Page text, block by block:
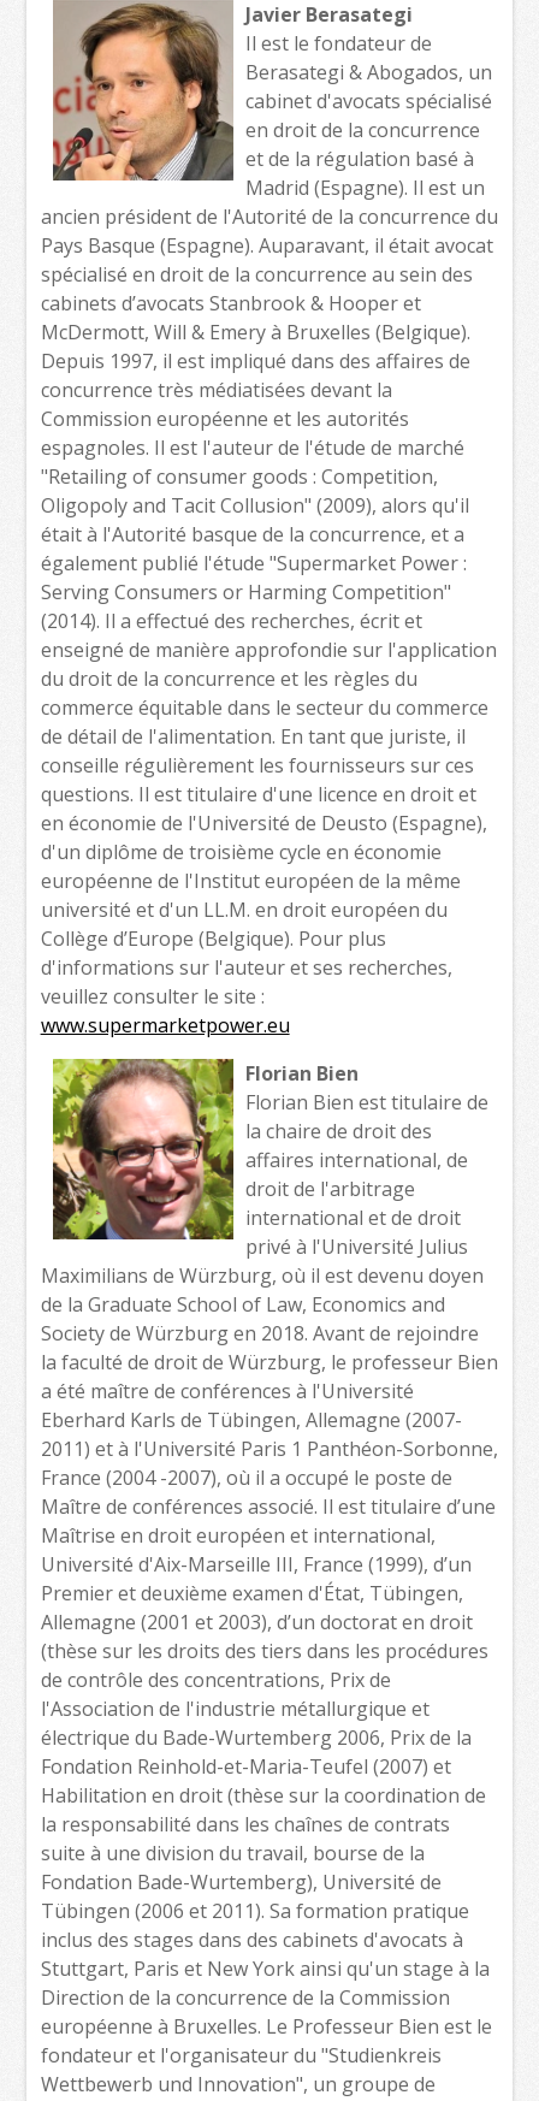
Javier Berasategi
Il est le fondateur de
Berasategi & Abogados, un
cabinet d'avocats spécialisé
en droit de la concurrence
et de la régulation basé à
Madrid (Espagne). Il est un
ancien président de l'Autorité de la concurrence du
Pays Basque (Espagne). Auparavant, il était avocat
spécialisé en droit de la concurrence au sein des
cabinets d’avocats Stanbrook & Hooper et
McDermott, Will & Emery à Bruxelles (Belgique).
Depuis 1997, il est impliqué dans des affaires de
concurrence très médiatisées devant la
Commission européenne et les autorités
espagnoles. Il est l'auteur de l'étude de marché
"Retailing of consumer goods : Competition,
Oligopoly and Tacit Collusion" (2009), alors qu'il
était à l'Autorité basque de la concurrence, et a
également publié l'étude "Supermarket Power :
Serving Consumers or Harming Competition"
(2014). Il a effectué des recherches, écrit et
enseigné de manière approfondie sur l'application
du droit de la concurrence et les règles du
commerce équitable dans le secteur du commerce
de détail de l'alimentation. En tant que juriste, il
conseille régulièrement les fournisseurs sur ces
questions. Il est titulaire d'une licence en droit et
en économie de l'Université de Deusto (Espagne),
d'un diplôme de troisième cycle en économie
européenne de l'Institut européen de la même
université et d'un LL.M. en droit européen du
Collège d’Europe (Belgique). Pour plus
d'informations sur l'auteur et ses recherches,
veuillez consulter le site :
www.supermarketpower.eu
Florian Bien
Florian Bien est titulaire de
la chaire de droit des
affaires international, de
droit de l'arbitrage
international et de droit
privé à l'Université Julius
Maximilians de Würzburg, où il est devenu doyen
de la Graduate School of Law, Economics and
Society de Würzburg en 2018. Avant de rejoindre
la faculté de droit de Würzburg, le professeur Bien
a été maître de conférences à l'Université
Eberhard Karls de Tübingen, Allemagne (2007-
2011) et à l'Université Paris 1 Panthéon-Sorbonne,
France (2004 -2007), où il a occupé le poste de
Maître de conférences associé. Il est titulaire d’une
Maîtrise en droit européen et international,
Université d'Aix-Marseille III, France (1999), d’un
Premier et deuxième examen d'État, Tübingen,
Allemagne (2001 et 2003), d’un doctorat en droit
(thèse sur les droits des tiers dans les procédures
de contrôle des concentrations, Prix de
l'Association de l'industrie métallurgique et
électrique du Bade-Wurtemberg 2006, Prix de la
Fondation Reinhold-et-Maria-Teufel (2007) et
Habilitation en droit (thèse sur la coordination de
la responsabilité dans les chaînes de contrats
suite à une division du travail, bourse de la
Fondation Bade-Wurtemberg), Université de
Tübingen (2006 et 2011). Sa formation pratique
inclus des stages dans des cabinets d'avocats à
Stuttgart, Paris et New York ainsi qu'un stage à la
Direction de la concurrence de la Commission
européenne à Bruxelles. Le Professeur Bien est le
fondateur et l'organisateur du "Studienkreis
Wettbewerb und Innovation", un groupe de